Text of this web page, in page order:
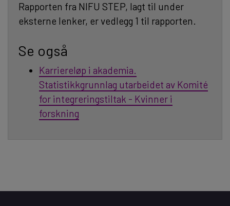
Rapporten fra NIFU STEP, lagt til under
eksterne lenker, er vedlegg 1 til rapporten.
Se også
Karriereløp i akademia.
Statistikkgrunnlag utarbeidet av Komité
for integreringstiltak - Kvinner i
forskning